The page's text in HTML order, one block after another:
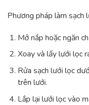
Phương pháp làm sạch
Mở nắp hoặc ngăn
Xoay và lấy lưới lọc
Rửa sạch lưới lọc
trên lưới.
Lắp lại lưới lọc vào